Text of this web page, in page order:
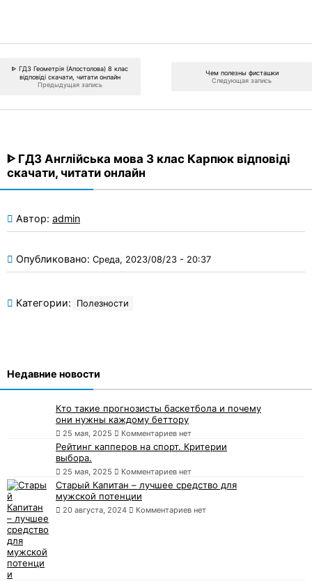
ᐈ ГДЗ Геометрія (Апостолова) 8 клас
відповіді скачати, читати онлайн
Предыдущая запись
Чем полезны фисташки
Следующая запись
ᐈ ГДЗ Англійська мова 3 клас Карпюк відповіді
скачати, читати онлайн
Автор: admin
Опубликовано: Среда, 2023/08/23 - 20:37
Категории: Полезности
Недавние новости
Кто такие прогнозисты баскетбола и почему
они нужны каждому беттору
25 мая, 2025 Комментариев нет
Рейтинг капперов на спорт. Критерии
выбора.
25 мая, 2025 Комментариев нет
Старый Капитан – лучшее средство для
мужской потенции
20 августа, 2024 Комментариев нет